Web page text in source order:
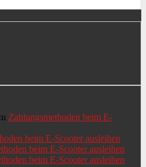
Zahlungsmethoden beim E-
beim E-Scooter ausleihen
beim E-Scooter ausleihen
beim E-Scooter ausleihen